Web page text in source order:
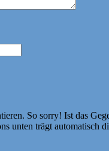
So sorry! Ist das
trägt automatisch